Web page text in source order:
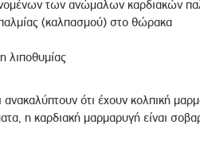
των ανώμαλων καρδιακών
(καλπασμού) στο θώρακα
λιποθυμίας
ότι έχουν κολπική
η καρδιακή μαρμαρυγή είναι